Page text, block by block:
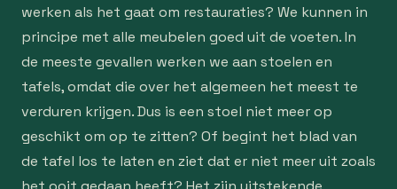
werken als het gaat om restauraties? We kunnen in
principe met alle meubelen goed uit de voeten. In
de meeste gevallen werken we aan stoelen en
tafels, omdat die over het algemeen het meest te
verduren krijgen. Dus is een stoel niet meer op
geschikt om op te zitten? Of begint het blad van
de tafel los te laten en ziet dat er niet meer uit zoals